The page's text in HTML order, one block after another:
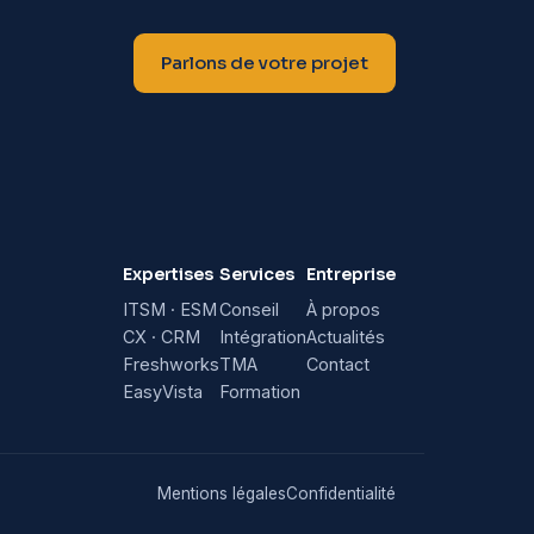
Parlons de votre projet
Expertises
ITSM · ESM
CX · CRM
Freshworks
EasyVista
Services
Conseil
Intégration
TMA
Formation
Entreprise
À propos
Actualités
Contact
Mentions légalesConfidentialité